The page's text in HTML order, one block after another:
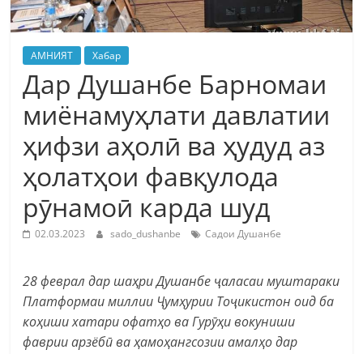
АМНИЯТ Хабар
Дар Душанбе Барномаи
миёнамуҳлати давлатии
ҳифзи аҳолӣ ва ҳудуд аз
ҳолатҳои фавқулода
рӯнамоӣ карда шуд
02.03.2023 sado_dushanbe Садои Душанбе
28 феврал дар шаҳри Душанбе ҷаласаи муштараки
Платформаи миллии Ҷумҳурии Тоҷикистон оид ба
коҳиши хатари офатҳо ва Гурӯҳи вокуниши
фаврии арзёбӣ ва ҳамоҳангсозии амалҳо дар